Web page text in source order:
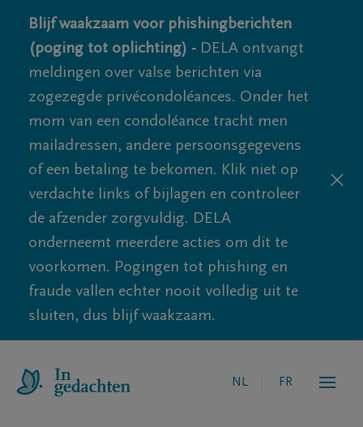
Blijf waakzaam voor phishingberichten
(poging tot oplichting) - DELA ontvangt
meldingen over valse berichten via
zogezegde privécondoléances. Onder het
mom van een condoléance tracht men
mailadressen, andere persoonsgegevens
of een betaling te bekomen. Klik niet op
verdachte links of bijlagen en controleer
de afzender zorgvuldig. DELA
onderneemt meerdere acties om dit te
voorkomen. Pogingen tot phishing en
fraude vallen echter nooit volledig uit te
sluiten, dus blijf waakzaam.
NL FR